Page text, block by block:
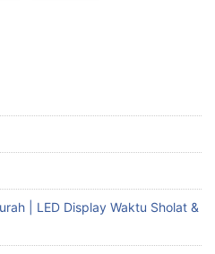
| LED Display Waktu Sholat &